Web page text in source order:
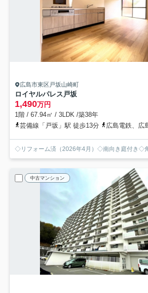
広島市東区戸坂山崎町
ロイヤルパレス戸坂
1,490万円
1階 / 67.94㎡ / 3LDK /築38年
芸備線「戸坂」駅 徒歩13分
広島電鉄、広島交通、中
◇リフォーム済（2026年4月）◇南向き庭付き◇
中古マンション